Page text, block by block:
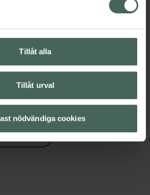
Tillåt alla
Tillåt urval
nödvändiga cookies
Visa
inom